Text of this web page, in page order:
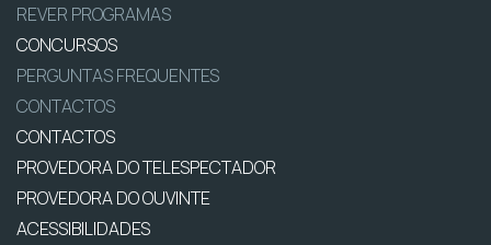
REVER PROGRAMAS
CONCURSOS
PERGUNTAS FREQUENTES
CONTACTOS
CONTACTOS
PROVEDORA DO TELESPECTADOR
PROVEDORA DO OUVINTE
ACESSIBILIDADES